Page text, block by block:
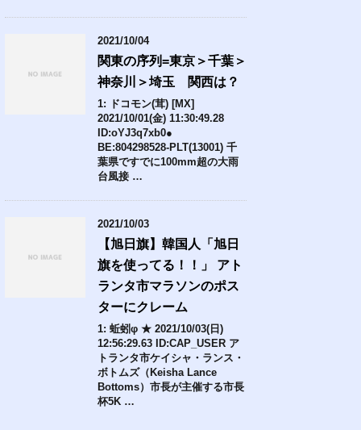
2021/10/04
関東の序列=東京＞千葉＞
神奈川＞埼玉 関西は？
1: ドコモン(茸) [MX]
2021/10/01(金) 11:30:49.28
ID:oYJ3q7xb0●
BE:804298528-PLT(13001) 千
葉県ですでに100mm超の大雨
台風接 …
2021/10/03
【旭日旗】韓国人「旭日
旗を使ってる！！」 アト
ランタ市マラソンのポス
ターにクレーム
1: 蚯蚓φ ★ 2021/10/03(日)
12:56:29.63 ID:CAP_USER ア
トランタ市ケイシャ・ランス・
ボトムズ（Keisha Lance
Bottoms）市長が主催する市長
杯5K …